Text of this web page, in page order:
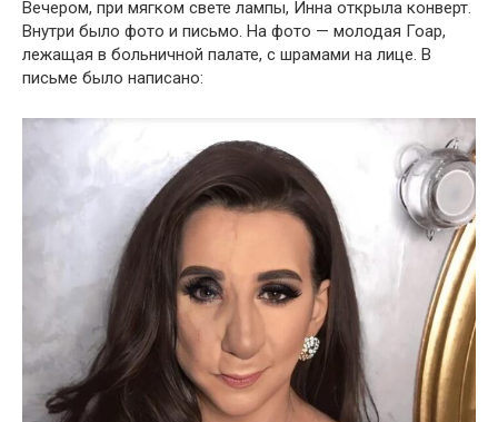
Вечером, при мягком свете лампы, Инна открыла конверт.
Внутри было фото и письмо. На фото — молодая Гоар,
лежащая в больничной палате, с шрамами на лице. В
письме было написано: